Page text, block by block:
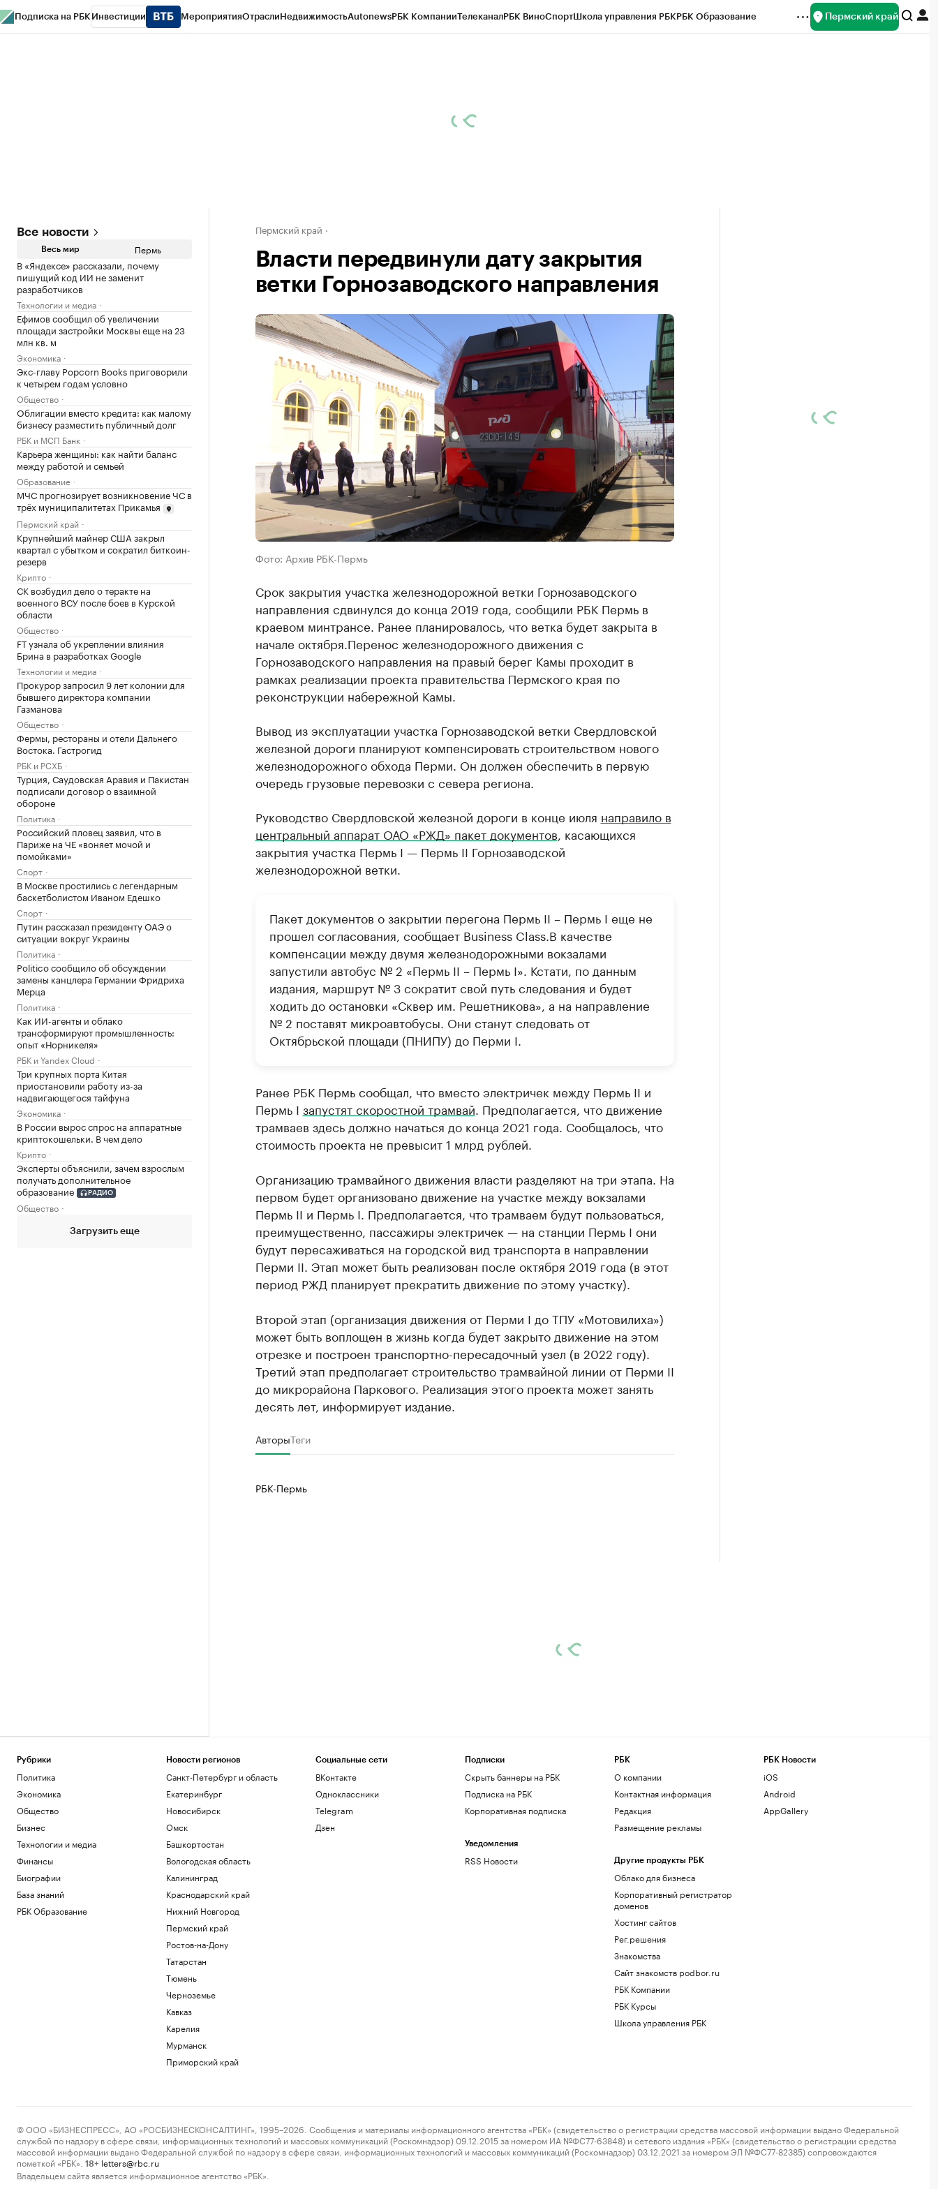
Подписка на РБК Инвестиции МероприятияОтраслиНедвижимостьAutonewsРБК КомпанииТелеканалРБК ВиноСпортШкола управления РБКРБК Образование Пермский край
Все новости
Весь мир Пермь
В «Яндексе» рассказали, почему
пишущий код ИИ не заменит
разработчиков
Технологии и медиа
Ефимов сообщил об увеличении
площади застройки Москвы еще на 23
млн кв. м
Экономика
Экс-главу Popcorn Books приговорили
к четырем годам условно
Общество
Облигации вместо кредита: как малому
бизнесу разместить публичный долг
РБК и МСП Банк
Карьера женщины: как найти баланс
между работой и семьей
Образование
МЧС прогнозирует возникновение ЧС в
трёх муниципалитетах Прикамья
Пермский край
Крупнейший майнер США закрыл
квартал с убытком и сократил биткоин-
резерв
Крипто
СК возбудил дело о теракте на
военного ВСУ после боев в Курской
области
Общество
FT узнала об укреплении влияния
Брина в разработках Google
Технологии и медиа
Прокурор запросил 9 лет колонии для
бывшего директора компании
Газманова
Общество
Фермы, рестораны и отели Дальнего
Востока. Гастрогид
РБК и РСХБ
Турция, Саудовская Аравия и Пакистан
подписали договор о взаимной
обороне
Политика
Российский пловец заявил, что в
Париже на ЧЕ «воняет мочой и
помойками»
Спорт
В Москве простились с легендарным
баскетболистом Иваном Едешко
Спорт
Путин рассказал президенту ОАЭ о
ситуации вокруг Украины
Политика
Politico сообщило об обсуждении
замены канцлера Германии Фридриха
Мерца
Политика
Как ИИ-агенты и облако
трансформируют промышленность:
опыт «Норникеля»
РБК и Yandex Cloud
Три крупных порта Китая
приостановили работу из-за
надвигающегося тайфуна
Экономика
В России вырос спрос на аппаратные
криптокошельки. В чем дело
Крипто
Эксперты объяснили, зачем взрослым
получать дополнительное
образование
РАДИО
Общество
Загрузить еще
Пермский край
Власти передвинули дату закрытия
ветки Горнозаводского направления
Фото: Архив РБК-Пермь
Срок закрытия участка железнодорожной ветки Горнозаводского
направления сдвинулся до конца 2019 года, сообщили РБК Пермь в
краевом минтрансе. Ранее планировалось, что ветка будет закрыта в
начале октября. Перенос железнодорожного движения с
Горнозаводского направления на правый берег Камы проходит в
рамках реализации проекта правительства Пермского края по
реконструкции набережной Камы.
Вывод из эксплуатации участка Горнозаводской ветки Свердловской
железной дороги планируют компенсировать строительством нового
железнодорожного обхода Перми. Он должен обеспечить в первую
очередь грузовые перевозки с севера региона.
Руководство Свердловской железной дороги в конце июля направило в
центральный аппарат ОАО «РЖД» пакет документов , касающихся
закрытия участка Пермь I — Пермь II Горнозаводской
железнодорожной ветки.
Пакет документов о закрытии перегона Пермь II – Пермь I еще не
прошел согласования, сообщает Business Class. В качестве
компенсации между двумя железнодорожными вокзалами
запустили автобус № 2 «Пермь II – Пермь I». Кстати, по данным
издания, маршрут № 3 сократит свой путь следования и будет
ходить до остановки «Сквер им. Решетникова», а на направление
№ 2 поставят микроавтобусы. Они станут следовать от
Октябрьской площади (ПНИПУ) до Перми I.
Ранее РБК Пермь сообщал, что вместо электричек между Пермь II и
Пермь I запустят скоростной трамвай . Предполагается, что движение
трамваев здесь должно начаться до конца 2021 года. Сообщалось, что
стоимость проекта не превысит 1 млрд рублей.
Организацию трамвайного движения власти разделяют на три этапа. На
первом будет организовано движение на участке между вокзалами
Пермь II и Пермь I. Предполагается, что трамваем будут пользоваться,
преимущественно, пассажиры электричек — на станции Пермь I они
будут пересаживаться на городской вид транспорта в направлении
Перми II. Этап может быть реализован после октября 2019 года (в этот
период РЖД планирует прекратить движение по этому участку).
Второй этап (организация движения от Перми I до ТПУ «Мотовилиха»)
может быть воплощен в жизнь когда будет закрыто движение на этом
отрезке и построен транспортно-пересадочный узел (в 2022 году).
Третий этап предполагает строительство трамвайной линии от Перми II
до микрорайона Паркового. Реализация этого проекта может занять
десять лет, информирует издание.
АвторыТеги
РБК-Пермь
Рубрики
Политика
Экономика
Общество
Бизнес
Технологии и медиа
Финансы
Биографии
База знаний
РБК Образование
Новости регионов
Санкт-Петербург и область
Екатеринбург
Новосибирск
Омск
Башкортостан
Вологодская область
Калининград
Краснодарский край
Нижний Новгород
Пермский край
Ростов-на-Дону
Татарстан
Тюмень
Черноземье
Кавказ
Карелия
Мурманск
Приморский край
Социальные сети
ВКонтакте
Одноклассники
Telegram
Дзен
Подписки
Скрыть баннеры на РБК
Подписка на РБК
Корпоративная подписка
Уведомления
RSS Новости
РБК
О компании
Контактная информация
Редакция
Размещение рекламы
Другие продукты РБК
Облако для бизнеса
Корпоративный регистратор
доменов
Хостинг сайтов
Рег.решения
Знакомства
Сайт знакомств podbor.ru
РБК Компании
РБК Курсы
Школа управления РБК
РБК Новости
iOS
Android
AppGallery
© ООО «БИЗНЕСПРЕСС», АО «РОСБИЗНЕСКОНСАЛТИНГ», 1995–2026. Сообщения и материалы информационного агентства «РБК» (свидетельство о регистрации средства массовой информации выдано Федеральной
службой по надзору в сфере связи, информационных технологий и массовых коммуникаций (Роскомнадзор) 09.12.2015 за номером ИА №ФС77-63848) и сетевого издания «РБК» (свидетельство о регистрации средства
массовой информации выдано Федеральной службой по надзору в сфере связи, информационных технологий и массовых коммуникаций (Роскомнадзор) 03.12.2021 за номером ЭЛ №ФС77-82385) сопровождаются
пометкой «РБК».
18+ letters@rbc.ru
Владельцем сайта является информационное агентство «РБК».